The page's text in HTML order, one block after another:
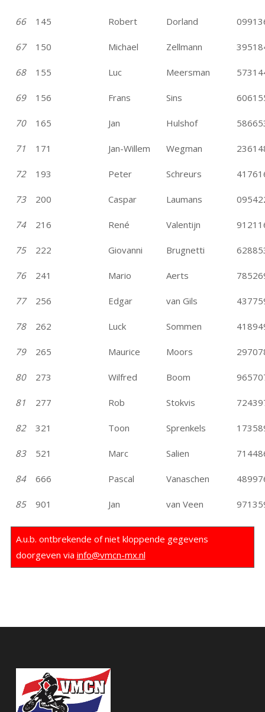
66 145 Robert Dorland
67 150 Michael Zellmann
68 155 Luc Meersman
69 156 Frans Sins
70 165 Jan Hulshof
71 171 Jan-Willem Wegman
72 193 Peter Schreurs
73 200 Caspar Laumans
74 216 René Valentijn
75 222 Giovanni Brugnetti
76 241 Mario Aerts
77 256 Edgar van Gils
78 262 Luck Sommen
79 265 Maurice Moors
80 273 Wilfred Boom
81 277 Rob Stokvis
82 321 Toon Sprenkels
83 521 Marc Salien
84 666 Pascal Vanaschen
85 901 Jan van Veen
A.u.b. ontbrekende of niet kloppende gegevens
doorgeven via info@vmcn-mx.nl